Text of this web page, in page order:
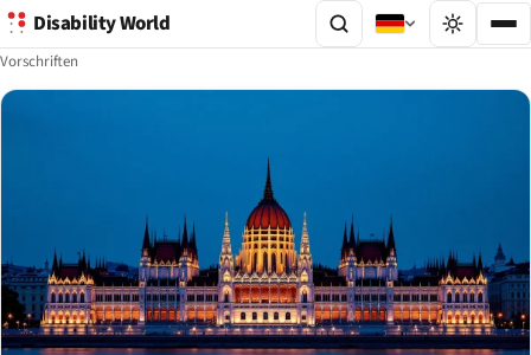
Disability World
Vorschriften